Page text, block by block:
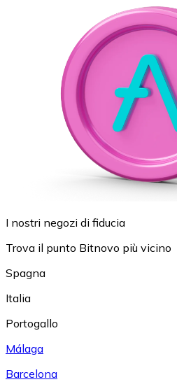
I nostri negozi di fiducia
Trova il punto Bitnovo più vicino
Spagna
Italia
Portogallo
Málaga
Barcelona